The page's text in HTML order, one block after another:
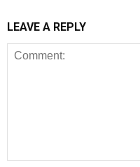
LEAVE A REPLY